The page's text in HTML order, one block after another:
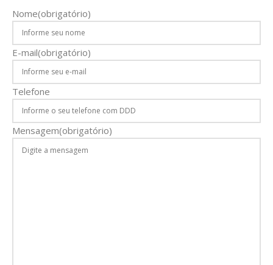
Nome(obrigatório)
E-mail(obrigatório)
Telefone
Mensagem(obrigatório)